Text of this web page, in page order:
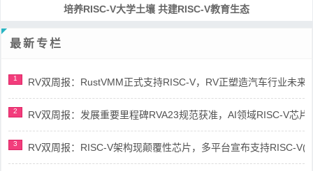
培养RISC-V大学土壤 共建RISC-V教育生态
最新专栏
1 RV双周报：RustVMM正式支持RISC-V，RV正塑造汽车行业未来
2 RV双周报：发展重要里程碑RVA23规范获准，AI领域RISC-V芯
3 RV双周报：RISC-V架构现颠覆性芯片，多平台宣布支持RISC-V(